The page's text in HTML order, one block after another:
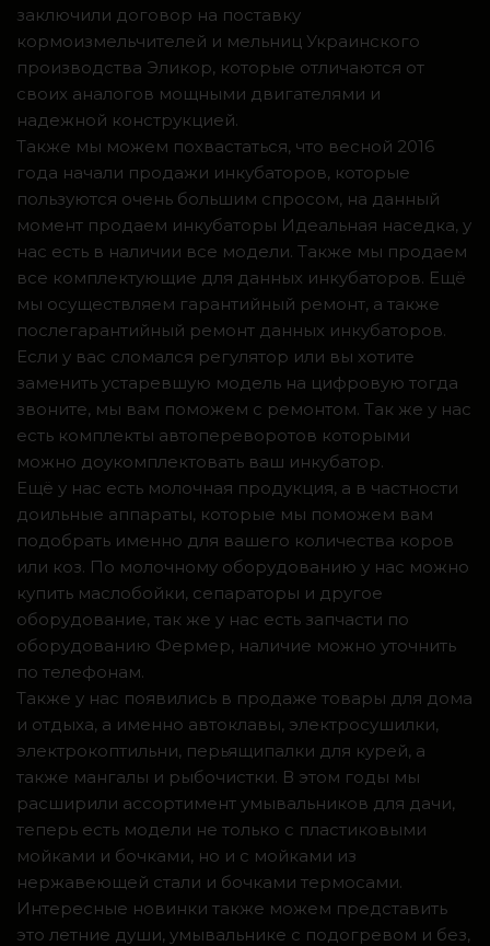
заключили договор на поставку
кормоизмельчителей и мельниц Украинского
производства Эликор, которые отличаются от
своих аналогов мощными двигателями и
надежной конструкцией.
Также мы можем похвастаться, что весной 2016
года начали продажи инкубаторов, которые
пользуются очень большим спросом, на данный
момент продаем инкубаторы Идеальная наседка, у
нас есть в наличии все модели. Также мы продаем
все комплектующие для данных инкубаторов. Ещё
мы осуществляем гарантийный ремонт, а также
послегарантийный ремонт данных инкубаторов.
Если у вас сломался регулятор или вы хотите
заменить устаревшую модель на цифровую тогда
звоните, мы вам поможем с ремонтом. Так же у нас
есть комплекты автопереворотов которыми
можно доукомплектовать ваш инкубатор.
Ещё у нас есть молочная продукция, а в частности
доильные аппараты, которые мы поможем вам
подобрать именно для вашего количества коров
или коз. По молочному оборудованию у нас можно
купить маслобойки, сепараторы и другое
оборудование, так же у нас есть запчасти по
оборудованию Фермер, наличие можно уточнить
по телефонам.
Также у нас появились в продаже товары для дома
и отдыха, а именно автоклавы, электросушилки,
электрокоптильни, перьящипалки для курей, а
также мангалы и рыбочистки. В этом годы мы
расширили ассортимент умывальников для дачи,
теперь есть модели не только с пластиковыми
мойками и бочками, но и с мойками из
нержавеющей стали и бочками термосами.
Интересные новинки также можем представить
это летние души, умывальнике с подогревом и без,